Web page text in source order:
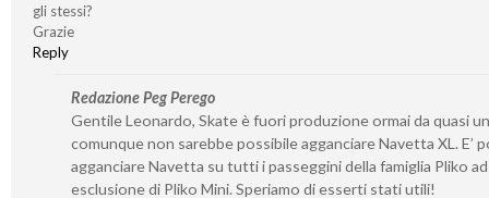
gli stessi?
Grazie
Reply
Redazione Peg Perego
Gentile Leonardo, Skate è fuori produzione ormai da quasi
comunque non sarebbe possibile agganciare Navetta XL. E’
agganciare Navetta su tutti i passeggini della famiglia Pliko ad
esclusione di Pliko Mini. Speriamo di esserti stati utili!